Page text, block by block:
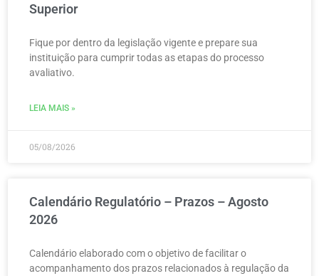
Superior
Fique por dentro da legislação vigente e prepare sua
instituição para cumprir todas as etapas do processo
avaliativo.
LEIA MAIS »
05/08/2026
Calendário Regulatório – Prazos – Agosto
2026
Calendário elaborado com o objetivo de facilitar o
acompanhamento dos prazos relacionados à regulação da